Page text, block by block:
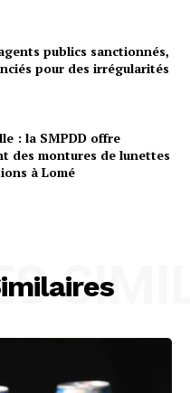
publics sanctionnés,
pour des irrégularités
: la SMPDD offre
des montures de lunettes
à Lomé